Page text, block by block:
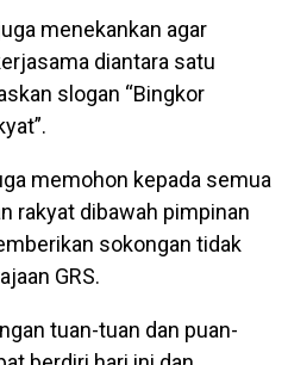
menekankan agar
diantara satu
slogan “Bingkor
memohon kepada semua
rakyat dibawah pimpinan
sokongan tidak
GRS.
tuan-tuan dan puan-